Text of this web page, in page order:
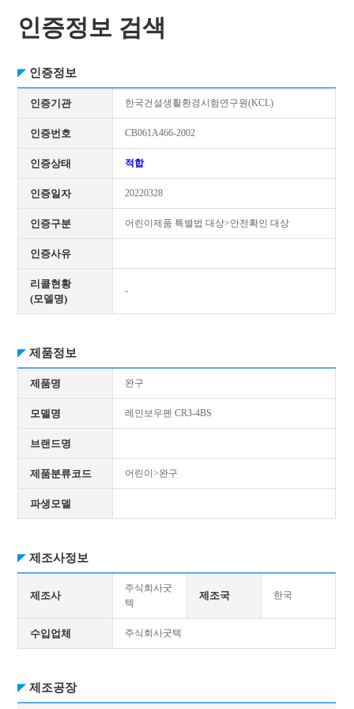
인증정보 검색
인증정보
인증기관 한국건설생활환경시험연구원(KCL)
인증번호 CB061A466-2002
인증상태 적합
인증일자 20220328
인증구분 어린이제품 특별법 대상>안전확인 대상
인증사유
리콜현황
(모델명)
-
제품정보
제품명 완구
모델명 레인보우펜 CR3-4BS
브랜드명
제품분류코드 어린이>완구
파생모델
제조사정보
제조사
주식회사굿
텍
제조국 한국
수입업체 주식회사굿텍
제조공장